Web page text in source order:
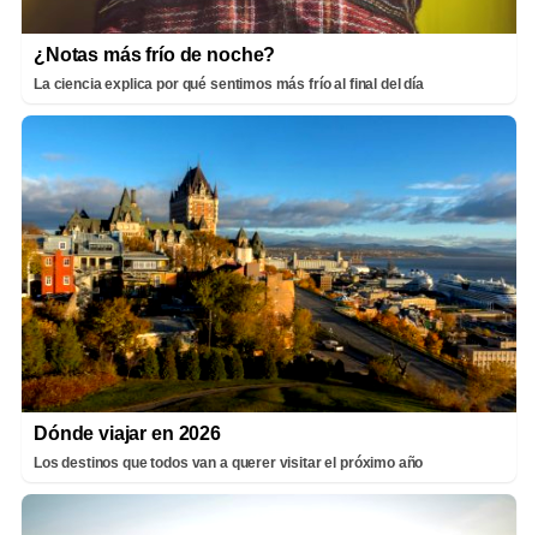
¿Notas más frío de noche?
La ciencia explica por qué sentimos más frío al final del día
Dónde viajar en 2026
Los destinos que todos van a querer visitar el próximo año